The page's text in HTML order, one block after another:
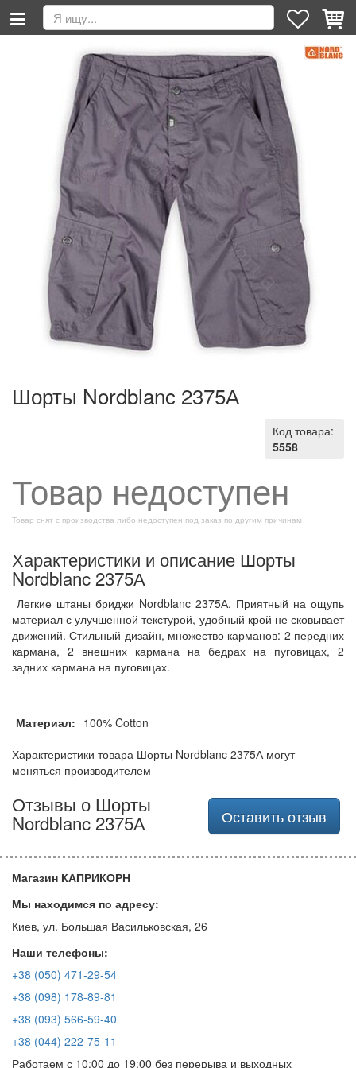
Шорты Nordblanc 2375А
Код товара:
5558
Товар недоступен
Товар снят с производства либо недоступен под заказ по другим причинам
Характеристики и описание Шорты
Nordblanc 2375А
Легкие штаны бриджи Nordblanc 2375А. Приятный на ощупь
материал с улучшенной текстурой, удобный крой не сковывает
движений. Стильный дизайн, множество карманов: 2 передних
кармана, 2 внешних кармана на бедрах на пуговицах, 2
задних кармана на пуговицах.
Материал: 100% Cotton
Характеристики товара Шорты Nordblanc 2375А могут
меняться производителем
Оставить отзыв
Отзывы о Шорты
Nordblanc 2375А
Магазин КАПРИКОРН
Мы находимся по адресу:
Киев, ул. Большая Васильковская, 26
Наши телефоны:
+38 (050) 471-29-54
+38 (098) 178-89-81
+38 (093) 566-59-40
+38 (044) 222-75-11
Работаем с 10:00 до 19:00 без перерыва и выходных